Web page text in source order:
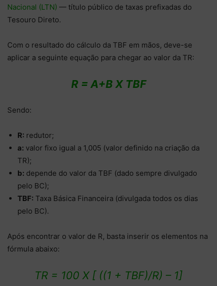
Nacional (LTN) — título público de taxas prefixadas do
Tesouro Direto.
Com o resultado do cálculo da TBF em mãos, deve-se
aplicar a seguinte equação para chegar ao valor da TR:
R = A+B X TBF
Sendo:
R: redutor;
a: valor fixo igual a 1,005 (valor definido na criação da
TR);
b: depende do valor da TBF (dado sempre divulgado
pelo BC);
TBF: Taxa Básica Financeira (divulgada todos os dias
pelo BC).
Após encontrar o valor de R, basta inserir os elementos na
fórmula abaixo:
TR = 100 X [ ((1 + TBF)/R) – 1]